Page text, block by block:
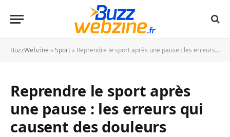
BuzzWebzine »Sport » Reprendre le sport après une pause : les erreurs qui causent des douleurs
Reprendre le sport après
une pause : les erreurs qui
causent des douleurs